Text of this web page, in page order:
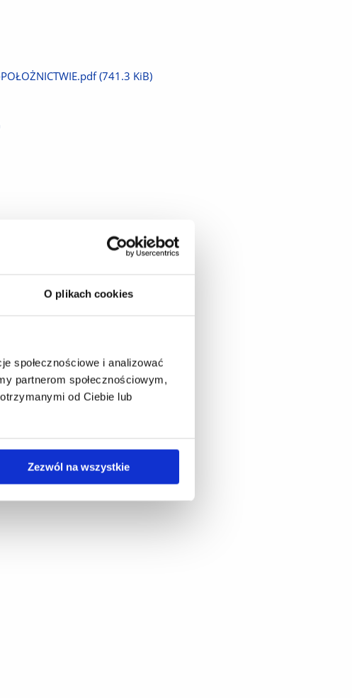
O plikach cookies
społecznościowe i analizować
partnerom społecznościowym,
od Ciebie lub
Zezwól na wszystkie
(741.3 KiB)